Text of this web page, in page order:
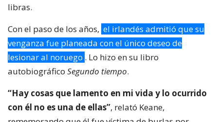
libras.
Con el paso de los años, el irlandés admitió que su
venganza fue planeada con el único deseo de
lesionar al noruego . Lo hizo en su libro
autobiográfico Segundo tiempo.
“Hay cosas que lamento en mi vida y lo ocurrido
con él no es una de ellas”, relató Keane,